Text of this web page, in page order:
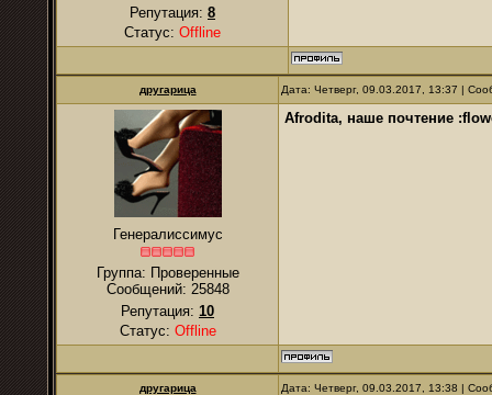
Репутация: 8
Статус: Offline
другарица Дата: Четверг, 09.03.2017, 13:37 |
Генералиссимус
Группа: Проверенные
Сообщений: 25848
Репутация: 10
Статус: Offline
Afrodita, наше почтение
другарица Дата: Четверг, 09.03.2017, 13:38 |